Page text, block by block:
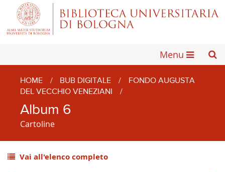
Menu
HOME / BUB DIGITALE /
FONDO AUGUSTA
DEL VECCHIO VENEZIANI
/
Album 6
Cartoline
Vai all'elenco completo